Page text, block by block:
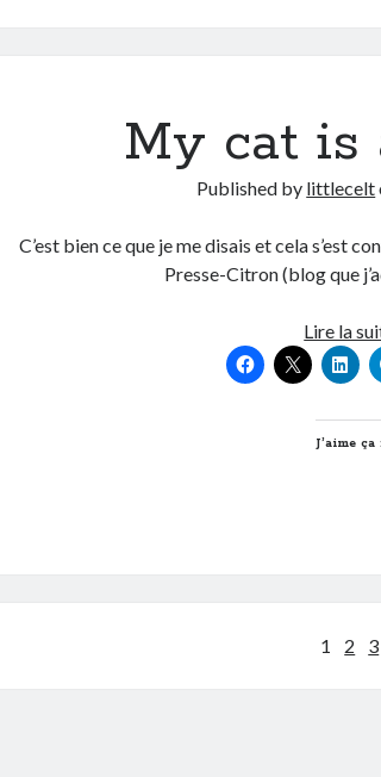
My cat is
Published by littlecelt
C’est bien ce que je me disais et cela s’est
Presse-Citron (blog que
Lire la
J’aime ça
1 2 3